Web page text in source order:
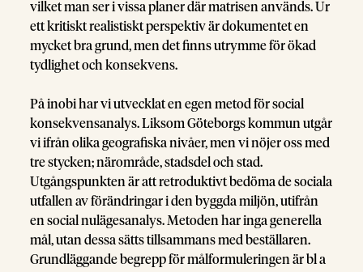
vilket man ser i vissa planer där matrisen används. Ur
ett kritiskt realistiskt perspektiv är dokumentet en
mycket bra grund, men det finns utrymme för ökad
tydlighet och konsekvens.
På inobi har vi utvecklat en egen metod för social
konsekvensanalys. Liksom Göteborgs kommun utgår
vi ifrån olika geografiska nivåer, men vi nöjer oss med
tre stycken; närområde, stadsdel och stad.
Utgångspunkten är att retroduktivt bedöma de sociala
utfallen av förändringar i den byggda miljön, utifrån
en social nulägesanalys. Metoden har inga generella
mål, utan dessa sätts tillsammans med beställaren.
Grundläggande begrepp för målformuleringen är bl a